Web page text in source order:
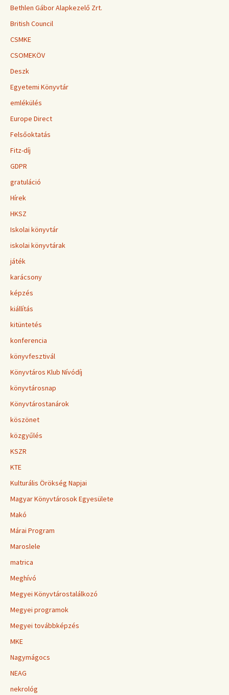
Bethlen Gábor Alapkezelő Zrt.
British Council
CSMKE
CSOMEKÖV
Deszk
Egyetemi Könyvtár
emlékülés
Europe Direct
Felsőoktatás
Fitz-díj
GDPR
gratuláció
Hírek
HKSZ
Iskolai könyvtár
iskolai könyvtárak
játék
karácsony
képzés
kiállítás
kitüntetés
konferencia
könyvfesztivál
Könyvtáros Klub Nívódíj
könyvtárosnap
Könyvtárostanárok
köszönet
közgyűlés
KSZR
KTE
Kulturális Örökség Napjai
Magyar Könyvtárosok Egyesülete
Makó
Márai Program
Maroslele
matrica
Meghívó
Megyei Könyvtárostalálkozó
Megyei programok
Megyei továbbképzés
MKE
Nagymágocs
NEAG
nekrológ